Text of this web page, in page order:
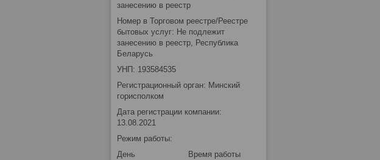
занесению в реестр
Номер в Торговом реестре/Реестре
бытовых услуг: Не подлежит
занесению в реестр, Республика
Беларусь
УНП: 193584535
Регистрационный орган: Минский
горисполком
Дата регистрации компании:
13.08.2021
Режим работы:
День
Время работы